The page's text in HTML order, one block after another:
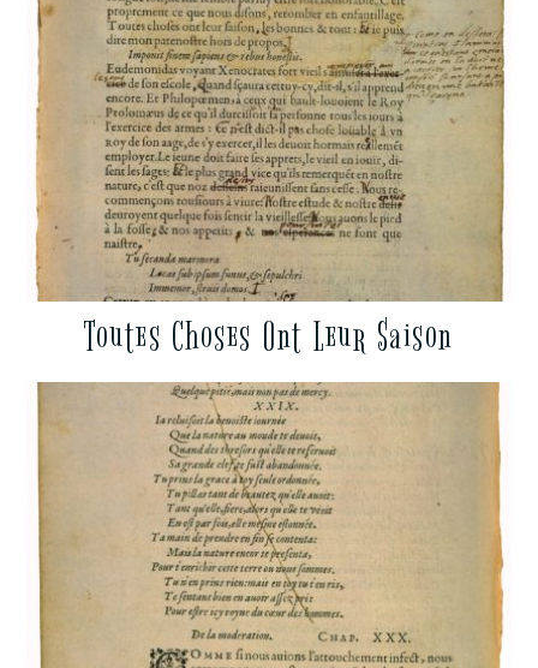
Toutes Choses Ont Leur Saison